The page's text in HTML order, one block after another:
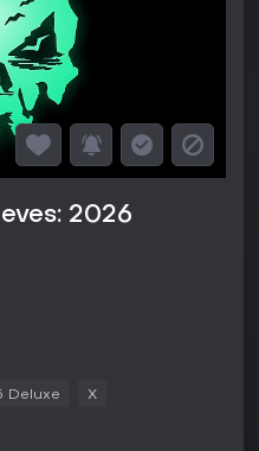
2026
Deluxe X